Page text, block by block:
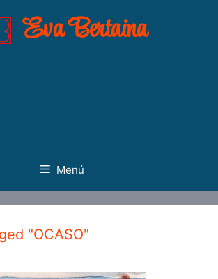
Eva Bertaina
Menú
"OCASO"